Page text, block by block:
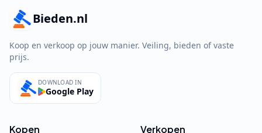
Bieden.nl
Koop en verkoop op jouw manier. Veiling, bieden of vaste
prijs.
DOWNLOAD IN
Google Play
Kopen Verkopen